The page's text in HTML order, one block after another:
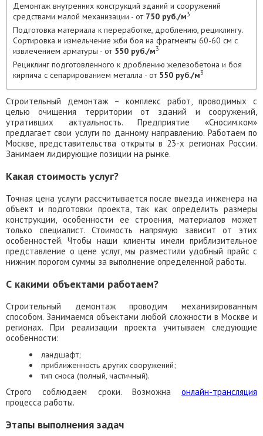
Демонтаж внутренних конструкций зданий и сооружений
средствами малой механизации - от 750 руб./м3
Подготовка материала к переработке, дроблению, рециклингу.
Сортировка и измельчение жби боя на фрагменты 60-60 см с
извлечением арматуры - от 550 руб./м3
Рециклинг подготовленного к дроблению железобетона и боя
кирпича с сепарированием металла - от 550 руб./м3
Строительный демонтаж – комплекс работ, проводимых с
целью очищения территории от зданий и сооружений,
утративших актуальность. Предприятие «Сносим.ком»
предлагает свои услуги по данному направлению. Работаем по
Москве, представительства открыты в 23-х регионах России.
Занимаем лидирующие позиции на рынке.
Какая стоимость услуг?
Точная цена услуги рассчитывается после выезда инженера на
объект и подготовки проекта, так как определить размеры
конструкции, особенности ее строения, материалов может
только специалист. Стоимость напрямую зависит от этих
особенностей. Чтобы наши клиенты имели приблизительное
представление о цене услуг, мы разместили удобный прайс с
нижним порогом суммы за выполнение определенной работы.
С какими объектами работаем?
Строительный демонтаж проводим механизированным
способом. Занимаемся объектами любой сложности в Москве и
регионах. При реализации проекта учитываем следующие
особенности:
ландшафт;
приближенность других сооружений;
тип сноса (полный, частичный).
Строго соблюдаем сроки. Возможна онлайн-трансляция
процесса работы.
Этапы выполнения задач